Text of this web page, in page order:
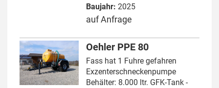
Baujahr: 2025
auf Anfrage
Oehler PPE 80
Fass hat 1 Fuhre gefahren
Exzenterschneckenpumpe
Behälter: 8.000 ltr. GFK-Tank -